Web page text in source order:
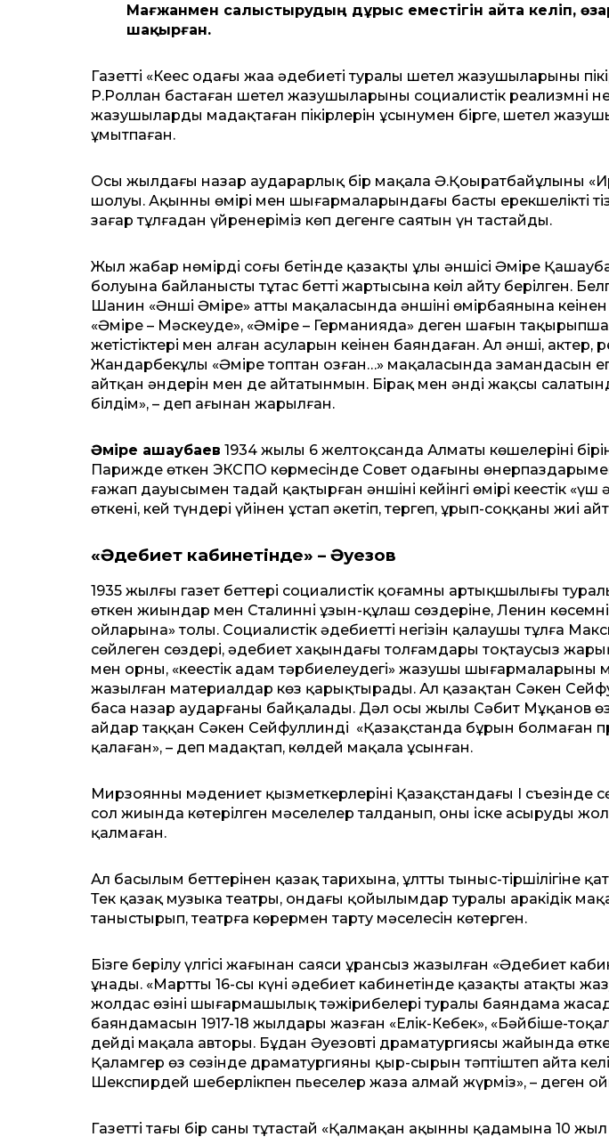
Мағжанмен салыстырудың дұрыс еместігін айта келіп,
шақырған.
Газеттің «Кеңес одағы жаңа әдебиеті туралы шетел жазушыларының
Р.Роллан бастаған шетел жазушыларының социалистік реализмнің
жазушыларды мадақтаған пікірлерін ұсынумен бірге, шетел
ұмытпаған.
Осы жылдағы назар аударарлық бір мақала Ә.Қоңыратбайұлының
шолуы. Ақынның өмірі мен шығармаларындағы басты ерекшелікті
заңғар тұлғадан үйренеріміз көп дегенге саятын үн тастайды.
Жыл жабар нөмірдің соңғы бетінде қазақтың ұлы әншісі Әміре
болуына байланысты тұтас беттің жартысына көңіл айту берілген.
Шанин «Әнші Әміре» атты мақаласында әншінің өмірбаянына
«Әміре – Мәскеуде», «Әміре – Германияда» деген шағын
жетістіктері мен алған асуларын кеңінен баяндаған. Ал әнші,
Жандарбекұлы «Әміре топтан озған…» мақаласында замандасын
айтқан әндерін мен де айтатынмын. Бірақ мен әнді жақсы
білдім», – деп ағынан жарылған.
Әміре Қашаубаев 1934 жылы 6 жел­тоқсанда Алматы көшелерінің
Парижде өткен ЭКСПО көрмесінде Совет одағының
ғажап дауысымен таңдай қақтырған әншінің кейінгі өмірі кеңестік «үш
өткені, кей түндері үйінен ұстап әкетіп, тергеп, ұрып-соққаны жиі
«Әдебиет кабинетінде» – Әуезов
1935 жылғы газет беттері социалистік қоғамның артықшылығы
өткен жиындар мен Сталиннің ұзын-құлаш сөздеріне, Ленин
ойларына» толы. Социалистік әдебиеттің негізін қалаушы тұлға
сөйлеген сөздері, әдебиет хақындағы толғамдары тоқтаусыз жарық
мен орны, «кеңестік адам тәрбиелеу­дегі» жазушы шығармаларының
жазылған материалдар көз қарық­тырады. Ал қазақтан Сәкен
баса назар аударғаны бай­қалады. Дәл осы жылы Сәбит Мұқанов
айдар таққан Сәкен Сей­фуллинді «Қазақстанда бұрын болмаған
қалаған», – деп ма­дақтап, көлдей мақала ұсынған.
Мирзоянның мәдениет қыз­меткерлерінің Қазақ­стан­дағы І съезінде
сол жиында көтерілген мәселелер талданып, оны іске асырудың
қалмаған.
Ал басылым беттерінен қазақ тарихына, ұлттың тыныс-тіршілігіне
Тек қазақ музыка театры, ондағы қойылымдар туралы аракідік
таныстырып, театрға көрермен тарту мәселесін көтерген.
Бізге берілу үлгісі жағынан саяси ұрансыз жазылған «Әдебиет
ұнады. «Марттың 16-сы күні әдебиет кабинетінде қазақтың атақты
жолдас өзінің шығармашылық тәжірибелері туралы баяндама
баяндамасын 1917-18 жылдары жазған «Еңлік-Кебек», «Бәйбіше-
дейді мақала авторы. Бұдан Әуезовтің драматургиясы жайында
Қаламгер өз сөзінде драматургияның қыр-сырын тәптіштеп айта
Шекспирдей шеберлікпен пьеселер жаза алмай жүрміз», – деген
Газеттің тағы бір саны тұтастай «Қал­мақан ақынның қадамына 10